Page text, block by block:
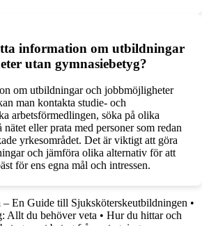
information om utbildningar
utan gymnasiebetyg?
om utbildningar och jobbmöjligheter
man kontakta studie- och
arbetsförmedlingen, söka på olika
eller prata med personer som redan
yrkesområdet. Det är viktigt att göra
och jämföra olika alternativ för att
för ens egna mål och intressen.
– En Guide till Sjuksköterskeutbildningen •
Allt du behöver veta • Hur du hittar och